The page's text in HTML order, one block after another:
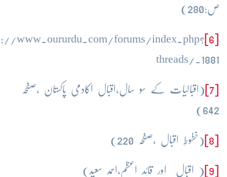
ص:280)
www.oururdu.com/forums/index.php?
threads/.1881
(اقبالیات کے سو سال،اقبال اکادمی پاکستان ،صفحہ
642)
(خطوطِ اقبال ،صفحہ 220)
( اقبال اور قائد اعظم،احمد سعید)